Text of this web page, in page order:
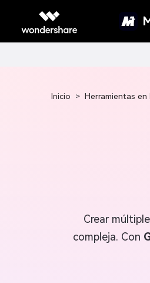
Inicio > Herramientas en
Crear
compleja. Con